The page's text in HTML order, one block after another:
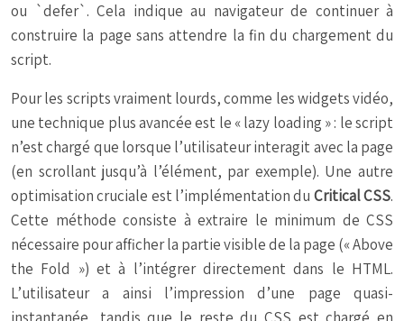
ou `defer`. Cela indique au navigateur de continuer à
construire la page sans attendre la fin du chargement du
script.
Pour les scripts vraiment lourds, comme les widgets vidéo,
une technique plus avancée est le « lazy loading » : le script
n’est chargé que lorsque l’utilisateur interagit avec la page
(en scrollant jusqu’à l’élément, par exemple). Une autre
optimisation cruciale est l’implémentation du Critical CSS.
Cette méthode consiste à extraire le minimum de CSS
nécessaire pour afficher la partie visible de la page (« Above
the Fold ») et à l’intégrer directement dans le HTML.
L’utilisateur a ainsi l’impression d’une page quasi-